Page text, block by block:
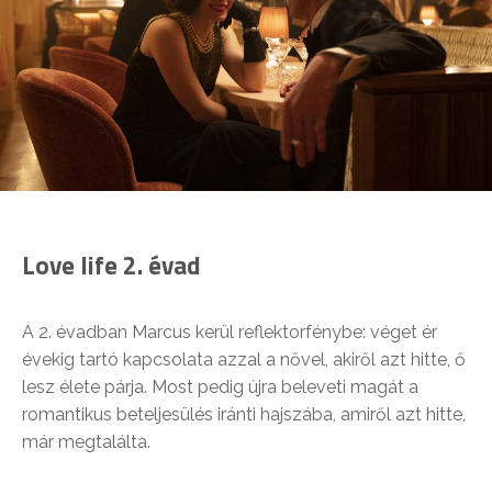
Love life 2. évad
A 2. évadban Marcus kerül reflektorfénybe: véget ér
évekig tartó kapcsolata azzal a nővel, akiről azt hitte, ő
lesz élete párja. Most pedig újra beleveti magát a
romantikus beteljesülés iránti hajszába, amiről azt hitte,
már megtalálta.